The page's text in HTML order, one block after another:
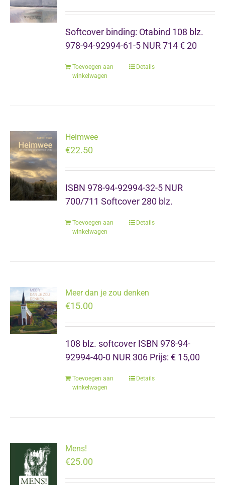
Softcover binding: Otabind 108 blz.
978-94-92994-61-5 NUR 714 € 20
Toevoegen aan
winkelwagen
Details
Heimwee
€22.50
ISBN 978-94-92994-32-5 NUR
700/711 Softcover 280 blz.
Toevoegen aan
winkelwagen
Details
Meer dan je zou denken
€15.00
108 blz. softcover ISBN 978-94-
92994-40-0 NUR 306 Prijs: € 15,00
Toevoegen aan
winkelwagen
Details
Mens!
€25.00